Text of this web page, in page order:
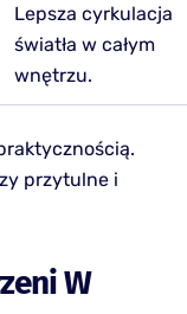
Lepsza cyrkulacja
światła w całym
wnętrzu.
przytulne i
W